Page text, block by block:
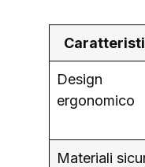
Design
ergonomico
Materiali